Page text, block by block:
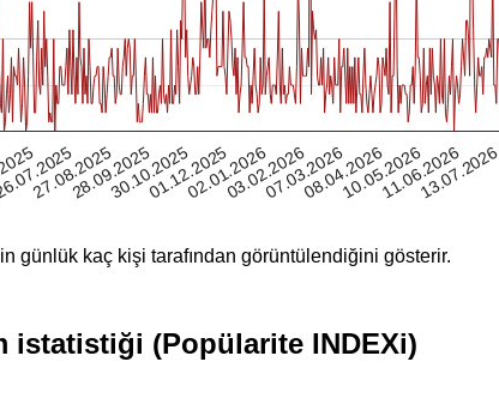
27.08.2025
28.09.2025
30.10.2025
01.12.2025
02.01.2026
03.02.2026
07.03.2026
08.04.2026
10.05.2026
11.06.2026
13.07.2026
günlük kaç kişi tarafından görüntülendiğini gösterir.
istatistiği (Popülarite INDEXi)